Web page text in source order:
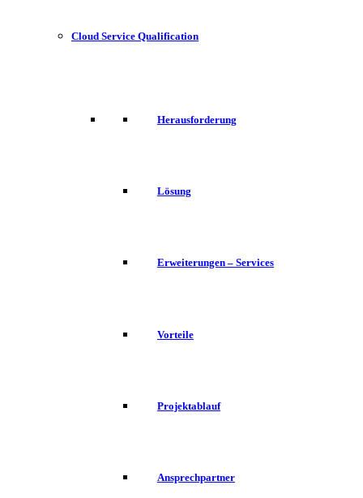
Cloud Service Qualification
Herausforderung
Lösung
Erweiterungen – Services
Vorteile
Projektablauf
Ansprechpartner